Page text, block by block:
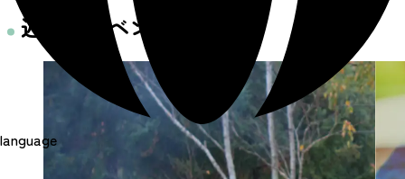
language
近くのイベント